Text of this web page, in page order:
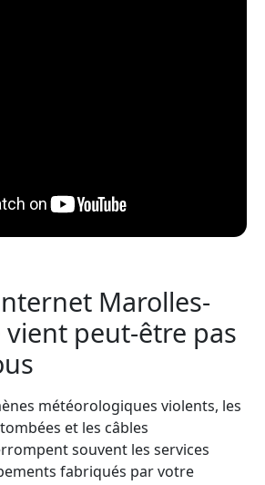
Marolles-
vient peut-être pas
météorologiques violents, les
et les câbles
souvent les services
fabriqués par votre